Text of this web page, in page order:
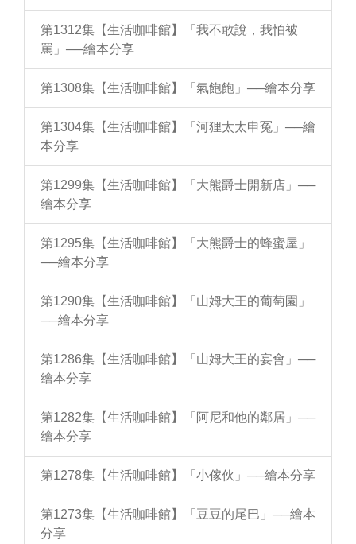
第1312集【生活咖啡館】「我不敢說，我怕被
罵」──繪本分享
第1308集【生活咖啡館】「氣飽飽」──繪本分享
第1304集【生活咖啡館】「河狸太太申冤」──繪
本分享
第1299集【生活咖啡館】「大熊爵士開新店」──
繪本分享
第1295集【生活咖啡館】「大熊爵士的蜂蜜屋」
──繪本分享
第1290集【生活咖啡館】「山姆大王的葡萄園」
──繪本分享
第1286集【生活咖啡館】「山姆大王的宴會」──
繪本分享
第1282集【生活咖啡館】「阿尼和他的鄰居」──
繪本分享
第1278集【生活咖啡館】「小傢伙」──繪本分享
第1273集【生活咖啡館】「豆豆的尾巴」──繪本
分享